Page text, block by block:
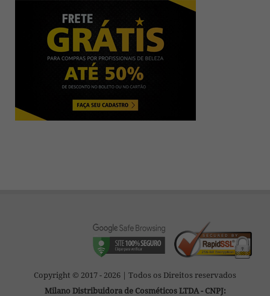
Copyright © 2017 - 2026 | Todos os Direitos reservados
Milano Distribuidora de Cosméticos LTDA - CNPJ: